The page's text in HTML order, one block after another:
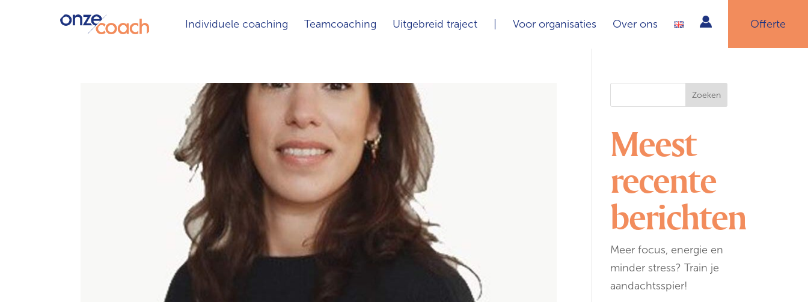
Individuele coaching Teamcoaching Uitgebreid traject Voor organisaties Over ons Offerte
Zoeken
Meest
recente
berichten
Meer focus, energie en
minder stress? Train je
aandachtsspier!